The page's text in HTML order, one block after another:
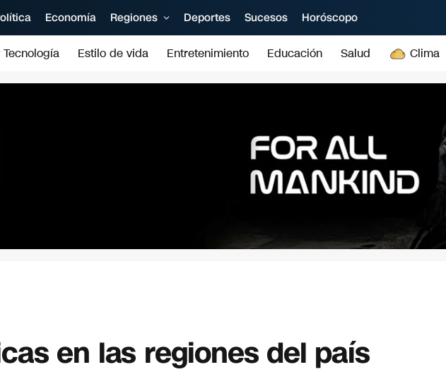
Economía Regiones Deportes Sucesos Horóscopo
Estilo de vida Entretenimiento Educación Salud Clima
en las regiones del país